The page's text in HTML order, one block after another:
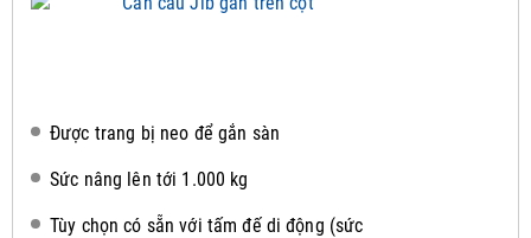
Được trang bị neo để gắn sàn
Sức nâng lên tới 1.000 kg
Tùy chọn có sẵn với tấm đế di động (sức